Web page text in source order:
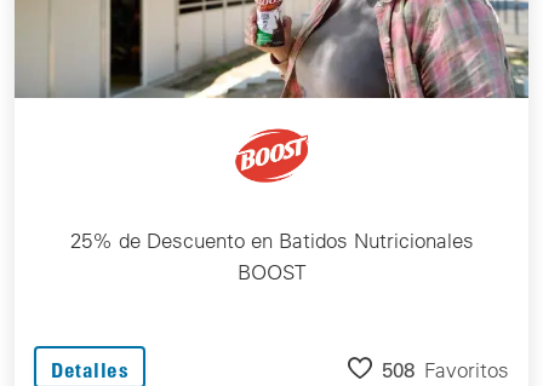
25% de Descuento en Batidos Nutricionales
BOOST
Detalles 508 Favoritos